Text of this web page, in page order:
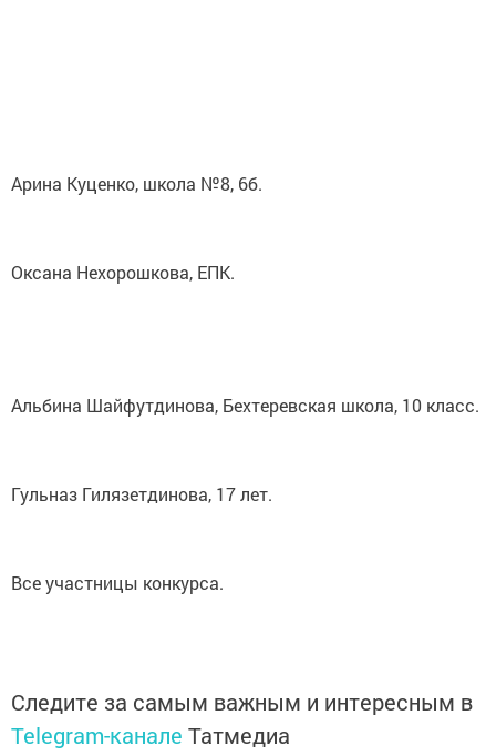
Арина Куценко, школа №8, 6б.
Оксана Нехорошкова, ЕПК.
Альбина Шайфутдинова, Бехтеревская школа, 10 класс.
Гульназ Гилязетдинова, 17 лет.
Все участницы конкурса.
Следите за самым важным и интересным в
Telegram-канале Татмедиа